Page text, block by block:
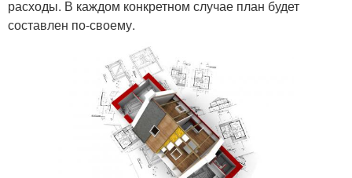
расходы. В каждом конкретном случае план будет
составлен по-своему.